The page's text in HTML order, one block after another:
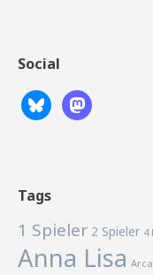
Social
Tags
1 Spieler 2 Spieler 4
Anna Lisa